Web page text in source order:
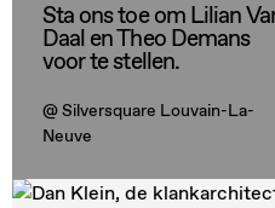
Sta ons toe om Lilian
Daal en Theo Demans
voor te stellen.
@ Silversquare Louvain-La-
Neuve